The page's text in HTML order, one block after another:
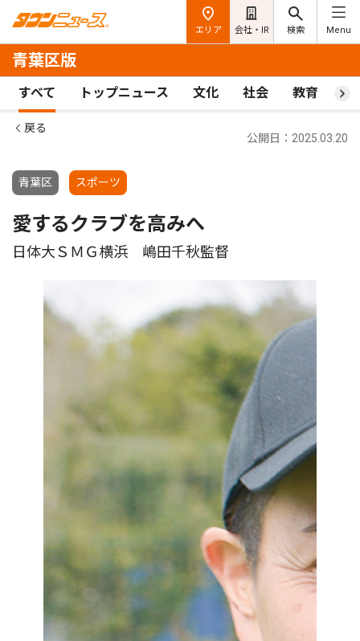
エリア 会社・IR 検索 Menu
青葉区版
すべて トップニュース 文化 社会 教育 ス
戻る
青葉区 スポーツ
公開日：2025.03.20
愛するクラブを高みへ
日体大ＳＭＧ横浜 嶋田千秋監督